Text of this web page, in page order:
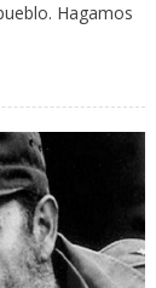
Hagamos